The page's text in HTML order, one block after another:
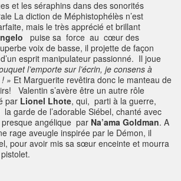
et les séraphins dans des sonorités
La diction de Méphistophélès n’est
mais le très apprécié et brillant
puise sa force au cœur des
voix de basse, il projette de façon
esprit manipulateur passionné. Il joue
l’emporte sur l’écrin, je consens à
» Et Marguerite revêtira donc le manteau de
Valentin s’avère être un autre rôle
par Lionel Lhote, qui, parti à la guerre,
garde de l’adorable Siébel, chanté avec
angélique par Na’ama Goldman. A
rage aveugle inspirée par le Démon, il
pour avoir mis sa sœur enceinte et mourra